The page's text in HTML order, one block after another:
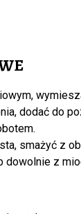
dodać do
smażyć z
z